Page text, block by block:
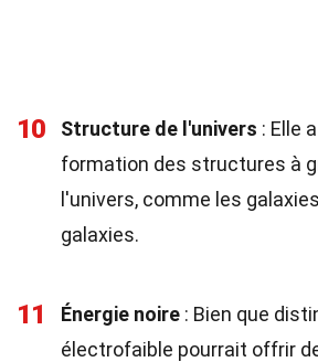
10 Structure de l'univers : Elle
formation des structures à
l'univers, comme les
galaxies.
11 Énergie noire : Bien que
électrofaible pourrait offrir